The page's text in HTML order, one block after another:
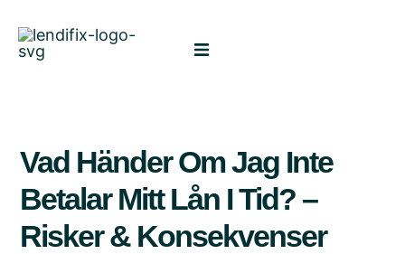
Vad Händer Om Jag Inte
Betalar Mitt Lån I Tid? –
Risker & Konsekvenser